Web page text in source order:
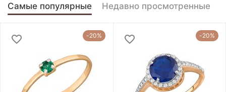
Самые популярные Недавно просмотренные
-20% -20%